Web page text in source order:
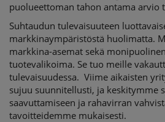
puolueettoman tahon antama arvio
Suhtaudun tulevaisuuteen
markkinaympäristöstä huolimatta.
markkina-asemat sekä
tuotevalikoima. Se tuo meille
tulevaisuudessa. Viime aikaisten
sujuu suunnitellusti, ja keskitymme
saavuttamiseen ja rahavirran
tavoitteidemme mukaisesti.